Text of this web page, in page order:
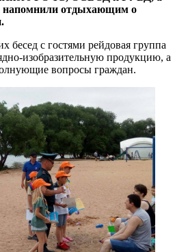
напомнили отдыхающим о
бесед с гостями рейдовая группа
изобразительную продукцию, а
вопросы граждан.